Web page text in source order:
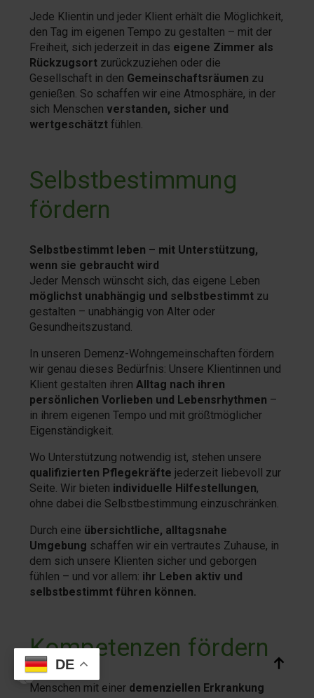
Jede Klientin und jeder Klient erhält die Möglichkeit,
den Tag im eigenen Tempo zu gestalten – mit der
Freiheit, sich jederzeit in das eigene Zimmer als
Rückzugsort zurückzuziehen oder die
Gesellschaft in den Gemeinschaftsräumen zu
genießen. So schaffen wir eine Atmosphäre, in der
sich Menschen verstanden, sicher und
wertgeschätzt fühlen.
Selbstbestimmung
fördern​
Selbstbestimmt leben – mit Unterstützung,
wenn sie gebraucht wird
Jeder Mensch wünscht sich, das eigene Leben
möglichst unabhängig und selbstbestimmt zu
gestalten – unabhängig von Alter oder
Gesundheitszustand.
In unseren Demenz-Wohngemeinschaften fördern
wir genau dieses Bedürfnis: Unsere Klientinnen und
Klient gestalten ihrenAlltag nach ihren
persönlichen Vorlieben und Lebensrhythmen –
in ihrem eigenen Tempo und mit größtmöglicher
Eigenständigkeit.
Wo Unterstützung notwendig ist, stehen unsere
qualifizierten Pflegekräfte jederzeit liebevoll zur
Seite. Wir bieten individuelle Hilfestellungen,
ohne dabei die Selbstbestimmung einzuschränken.
Durch eine übersichtliche, alltagsnahe
Umgebung schaffen wir ein vertrautes Zuhause, in
dem sich unsere Klienten sicher und geborgen
fühlen – und vor allem: ihr Leben aktiv und
selbstbestimmt führen können.
Kompetenzen fördern
Menschen mit einer demenziellen Erkrankung
DE